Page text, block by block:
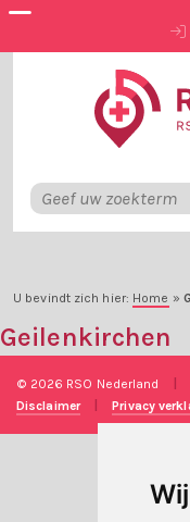
U bevindt zich hier: Home »
Geilenkirchen
© 2026 RSO Nederland
Disclaimer
Privacy